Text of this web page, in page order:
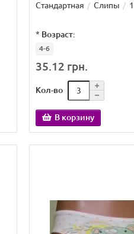
Стандартная
Слипы
* Возраст:
4-6
35.12 грн.
Кол-во
В корзину